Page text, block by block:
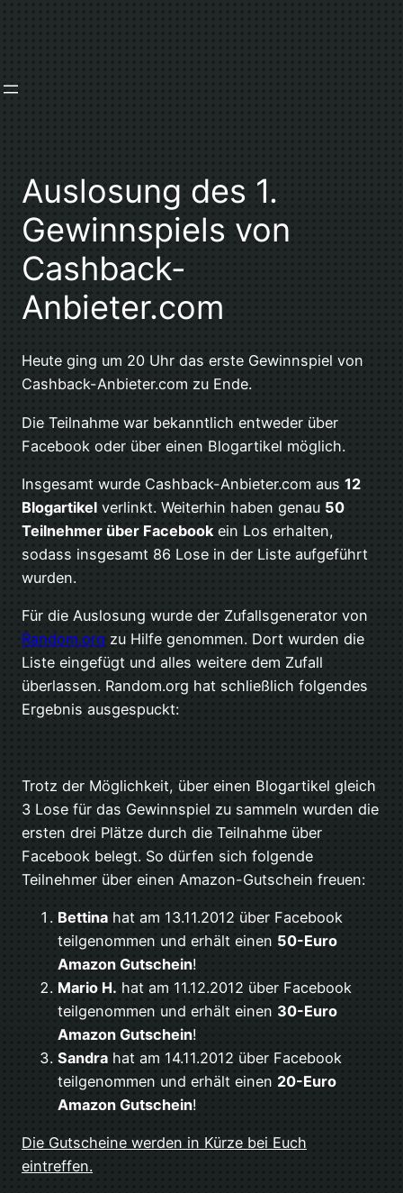
Auslosung des 1.
Gewinnspiels von
Cashback-
Anbieter.com
Heute ging um 20 Uhr das erste Gewinnspiel von
Cashback-Anbieter.com zu Ende.
Die Teilnahme war bekanntlich entweder über
Facebook oder über einen Blogartikel möglich.
Insgesamt wurde Cashback-Anbieter.com aus 12
Blogartikel verlinkt. Weiterhin haben genau 50
Teilnehmer über Facebook ein Los erhalten,
sodass insgesamt 86 Lose in der Liste aufgeführt
wurden.
Für die Auslosung wurde der Zufallsgenerator von
Random.org zu Hilfe genommen. Dort wurden die
Liste eingefügt und alles weitere dem Zufall
überlassen. Random.org hat schließlich folgendes
Ergebnis ausgespuckt:
Trotz der Möglichkeit, über einen Blogartikel gleich
3 Lose für das Gewinnspiel zu sammeln wurden die
ersten drei Plätze durch die Teilnahme über
Facebook belegt. So dürfen sich folgende
Teilnehmer über einen Amazon-Gutschein freuen:
Bettina hat am 13.11.2012 über Facebook
teilgenommen und erhält einen 50-Euro
Amazon Gutschein!
Mario H. hat am 11.12.2012 über Facebook
teilgenommen und erhält einen 30-Euro
Amazon Gutschein!
Sandra hat am 14.11.2012 über Facebook
teilgenommen und erhält einen 20-Euro
Amazon Gutschein!
Die Gutscheine werden in Kürze bei Euch
eintreffen.